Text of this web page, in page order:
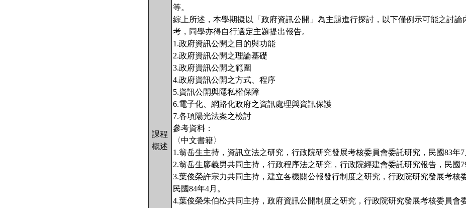
課程
概述
等。
綜上所述，本學期擬以「政府資訊公開」為主題進行探討，以下僅例示可能之討論
考，同學亦得自行選定主題提出報告。
1.政府資訊公開之目的與功能
2.政府資訊公開之理論基礎
3.政府資訊公開之範圍
4.政府資訊公開之方式、程序
5.資訊公開與隱私權保障
6.電子化、網路化政府之資訊處理與資訊保護
7.各項陽光法案之檢討
參考資料：
〈中文書籍〉
1.翁岳生主持，資訊立法之研究，行政院研究發展考核委員會委託研究，民國83年7
2.翁岳生廖義男共同主持，行政程序法之研究，行政院經建會委託研究報告，民國
3.葉俊榮許宗力共同主持，建立各機關公報發行制度之研究，行政院研究發展考核
民國84年4月。
4.葉俊榮朱伯松共同主持，政府資訊公開制度之研究，行政院研究發展考核委員會